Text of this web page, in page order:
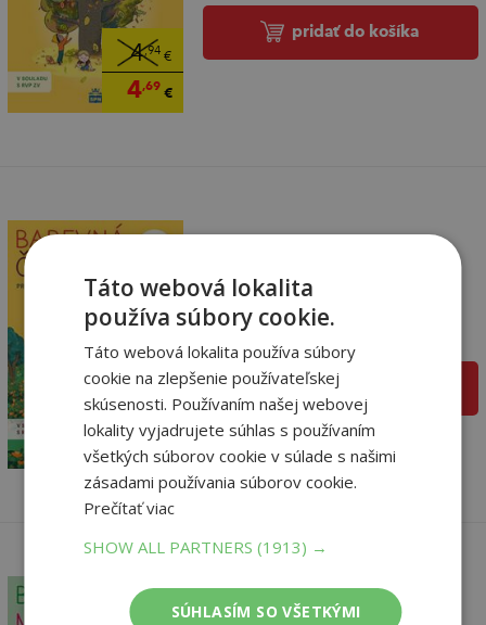
4,94€
4,69 €
pridať do košíka
4,94€
4 ,69 €
Barevná čeština 2
Šárka Filipová
Na sklade
pridať do košíka
Táto webová lokalita
používa súbory cookie.
Táto webová lokalita používa súbory
cookie na zlepšenie používateľskej
skúsenosti. Používaním našej webovej
lokality vyjadrujete súhlas s používaním
všetkých súborov cookie v súlade s našimi
zásadami používania súborov cookie.
Prečítať viac
SHOW ALL PARTNERS(1913) →
SÚHLASÍM SO VŠETKÝMI